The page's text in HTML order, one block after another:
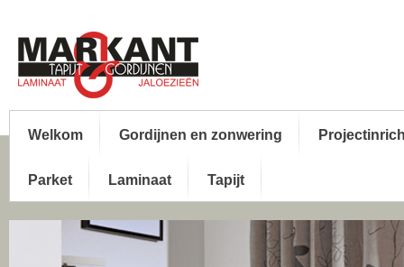
Welkom Gordijnen en zonwering
Parket Laminaat Tapijt